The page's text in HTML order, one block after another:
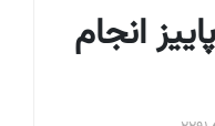
انجام